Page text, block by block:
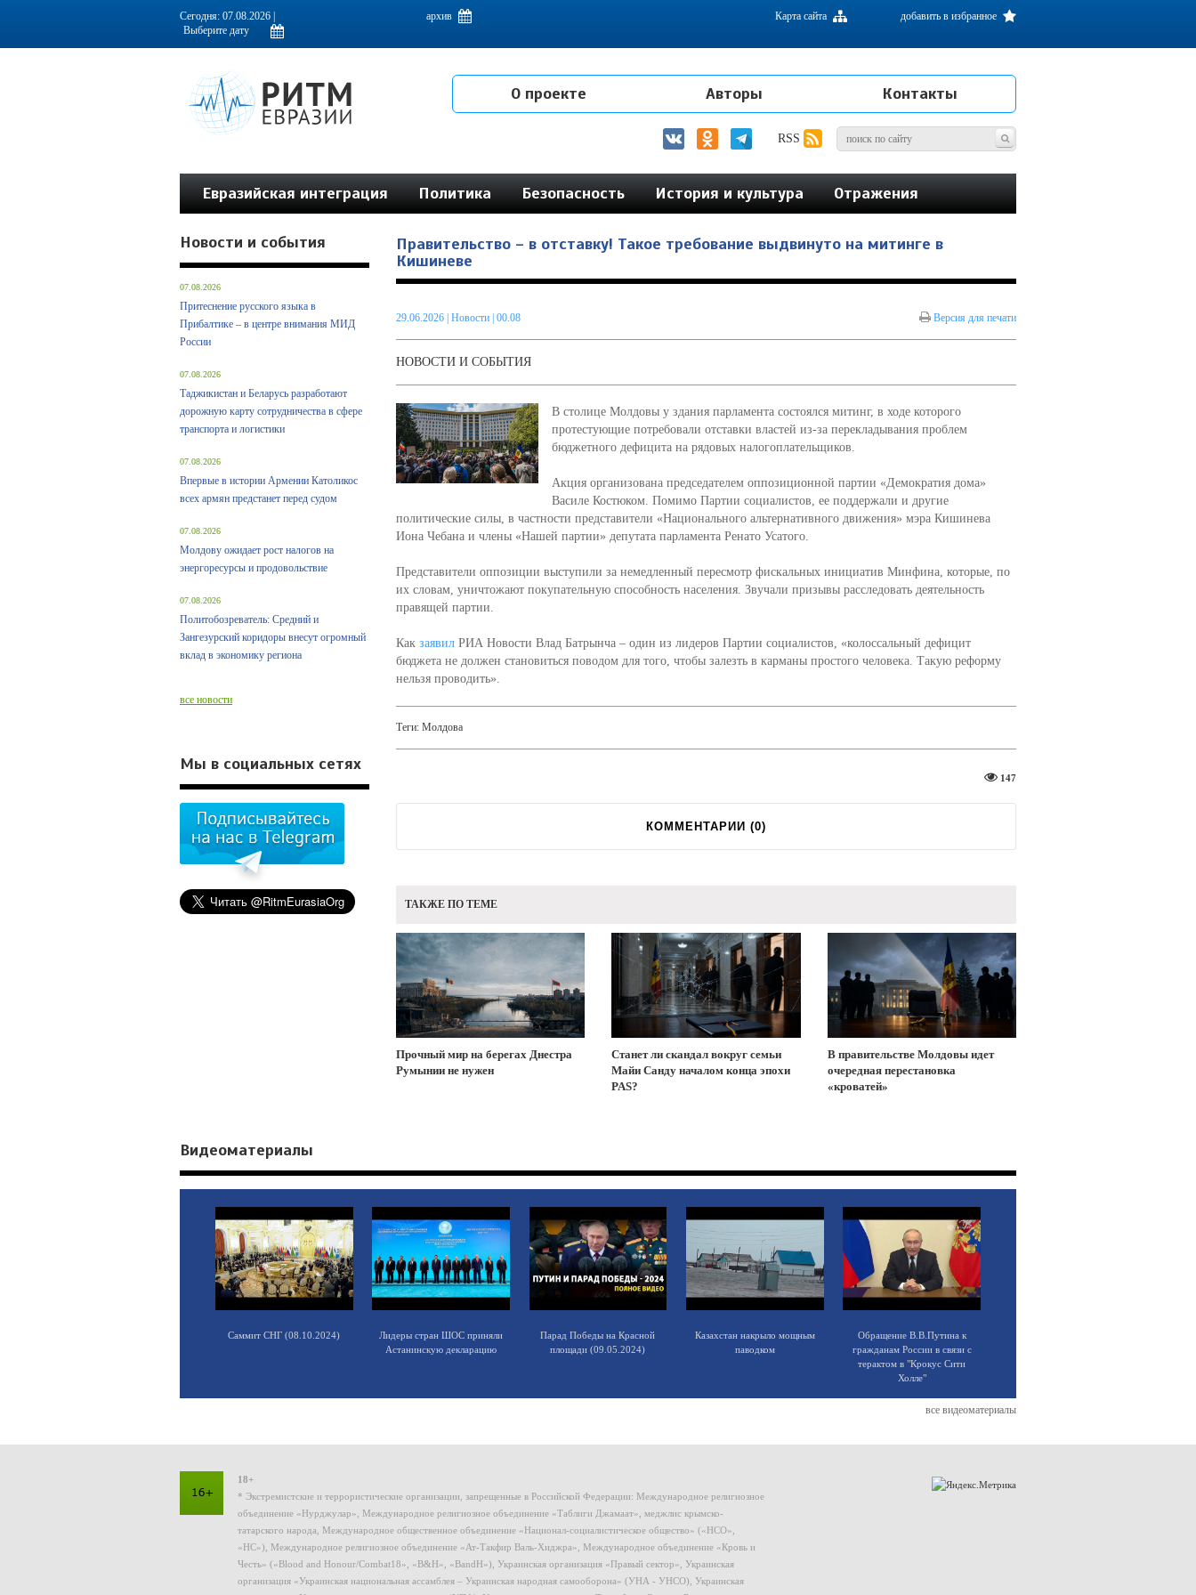
Информационно-аналитическое издание, посвященное актуальным проблемам интеграции на постсоветском пространстве
Сегодня: 07.08.2026 | архив добавить в избранное
Карта сайта
О проекте Авторы Контакты
RSS
Евразийская интеграция Политика Безопасность История и культура Отражения
Правительство – в отставку! Такое требование выдвинуто на митинге в
Кишиневе
29.06.2026| Новости | 00.08 Версия для печати
НОВОСТИ И СОБЫТИЯ
В столице Молдовы у здания парламента состоялся митинг, в ходе которого
протестующие потребовали отставки властей из-за перекладывания проблем
бюджетного дефицита на рядовых налогоплательщиков.
Акция организована председателем оппозиционной партии «Демократия дома»
Василе Костюком. Помимо Партии социалистов, ее поддержали и другие
политические силы, в частности представители «Национального альтернативного движения» мэра Кишинева
Иона Чебана и члены «Нашей партии» депутата парламента Ренато Усатого.
Представители оппозиции выступили за немедленный пересмотр фискальных инициатив Минфина, которые, по
их словам, уничтожают покупательную способность населения. Звучали призывы расследовать деятельность
правящей партии.
Как заявилРИА Новости Влад Батрынча – один из лидеров Партии социалистов, «колоссальный дефицит
бюджета не должен становиться поводом для того, чтобы залезть в карманы простого человека. Такую реформу
нельзя проводить».
Теги: Молдова
147
КОММЕНТАРИИ (0)
ТАКЖЕ ПО ТЕМЕ
Прочный мир на берегах Днестра
Румынии не нужен
Станет ли скандал вокруг семьи
Майи Санду началом конца эпохи
PAS?
В правительстве Молдовы идет
очередная перестановка
«кроватей»
Новости и события
07.08.2026
Притеснение русского языка в
Прибалтике – в центре внимания МИД
России
07.08.2026
Таджикистан и Беларусь разработают
дорожную карту сотрудничества в сфере
транспорта и логистики
07.08.2026
Впервые в истории Армении Католикос
всех армян предстанет перед судом
07.08.2026
Молдову ожидает рост налогов на
энергоресурсы и продовольствие
07.08.2026
Политобозреватель: Средний и
Зангезурский коридоры внесут огромный
вклад в экономику региона
все новости
Мы в социальных сетях
Видеоматериалы
Саммит СНГ (08.10.2024)
Лидеры стран ШОС приняли
Астанинскую декларацию
Парад Победы на Красной
площади (09.05.2024)
Казахстан накрыло мощным
паводком
Обращение В.В.Путина к
гражданам России в связи с
терактом в "Крокус Сити
Холле"
все видеоматериалы
18+
* Экстремистские и террористические организации, запрещенные в Российской Федерации: Международное религиозное
объединение «Нурджулар», Международное религиозное объединение «Таблиги Джамаат», меджлис крымско-
татарского народа, Международное общественное объединение «Национал-социалистическое общество» («НСО»,
«НС»), Международное религиозное объединение «Ат-Такфир Валь-Хиджра», Международное объединение «Кровь и
Честь» («Blood and Honour/Combat18», «B&H», «BandH»), Украинская организация «Правый сектор», Украинская
организация «Украинская национальная ассамблея – Украинская народная самооборона» (УНА - УНСО), Украинская